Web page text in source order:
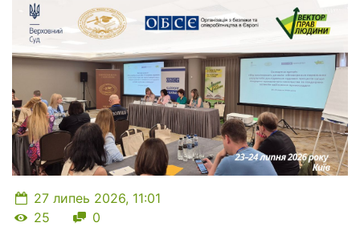
27 липеь 2026, 11:01
Кількість переглядів
25 Кількість коментарів
0